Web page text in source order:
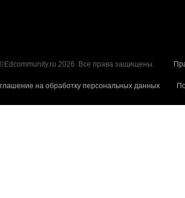
2026. Все права защищены.
на обработку персональных данных